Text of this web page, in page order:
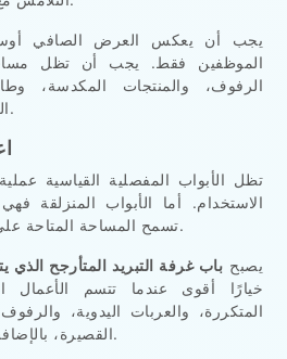
يجب أن يعكس العرض الصافي
الموظفين فقط. يجب أن تظل
الرفوف، والمنتجات المكدسة،
الجدران، أو معدات التنظيف.
تظل الأبواب المفصلية القياسية
الاستخدام. أما الأبواب المنزلقة
تسمح المساحة المتاحة على الأرض بحركة جناح الباب.
يصبح باب غرفة التبريد المتأرجح الذي
خيارًا أقوى عندما تتسم الأعمال
المتكررة، والعربات اليدوية،
القصيرة، بالإضافة إلى المرور في الاتجاهين.